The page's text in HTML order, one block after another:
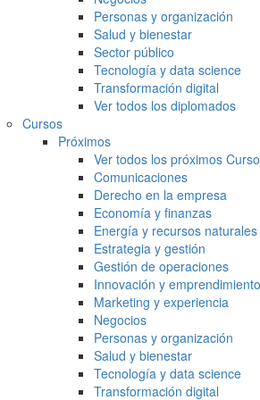
Personas y organización
Salud y bienestar
Sector público
Tecnología y data science
Transformación digital
Ver todos los diplomados
Cursos
Próximos
Ver todos los próximos
Comunicaciones
Derecho en la empresa
Economía y finanzas
Energía y recursos naturales
Estrategia y gestión
Gestión de operaciones
Innovación y emprendimiento
Marketing y experiencia
Negocios
Personas y organización
Salud y bienestar
Tecnología y data science
Transformación digital